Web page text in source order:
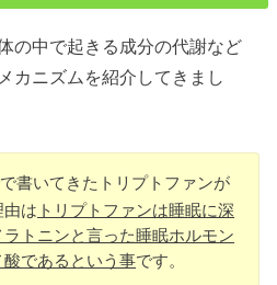
の中で起きる成分の代謝など
カニズムを紹介してきまし
書いてきたトリプトファンが
由は トリプトファンは睡眠に深
トニンと言った睡眠ホルモン
であるという事です。